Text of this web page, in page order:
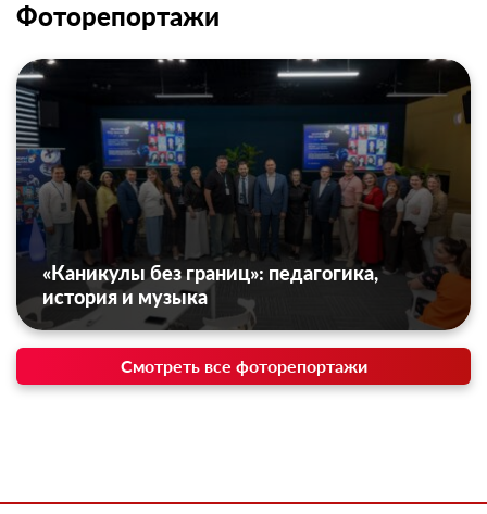
Фоторепортажи
«Каникулы без границ»: педагогика,
история и музыка
Смотреть все фоторепортажи